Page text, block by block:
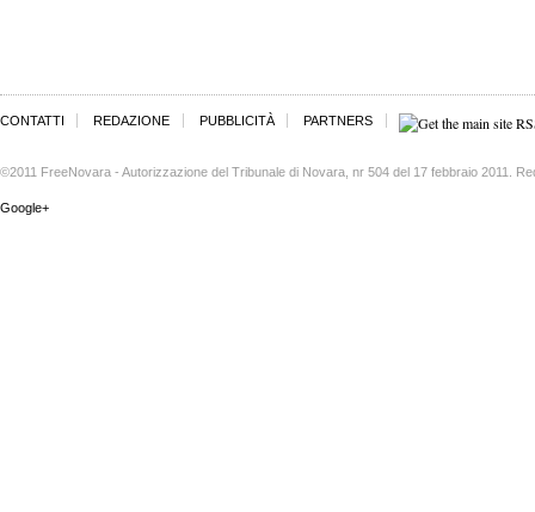
CONTATTI REDAZIONE PUBBLICITÀ PARTNERS
©2011 FreeNovara - Autorizzazione del Tribunale di Novara, nr 504 del 17 febbraio 2011.
Google+